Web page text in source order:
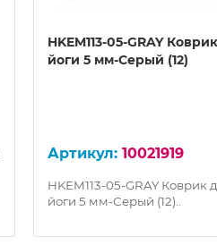
HKEM113-05-GRAY
йоги 5 мм-Серый (12)
10021919
HKEM113-05-GRAY Коврик
йоги 5 мм-Серый (12)..